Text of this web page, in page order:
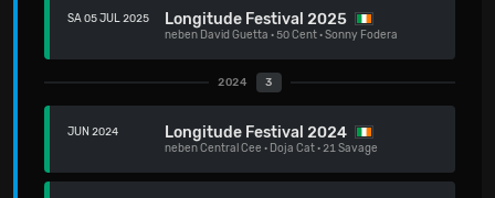
SA 05 JUL 2025 Longitude Festival 2025
neben David Guetta ·50 Cent·Sonny Fodera
2024 3
JUN 2024 Longitude Festival 2024
nebenCentral Cee · Doja Cat·21 Savage